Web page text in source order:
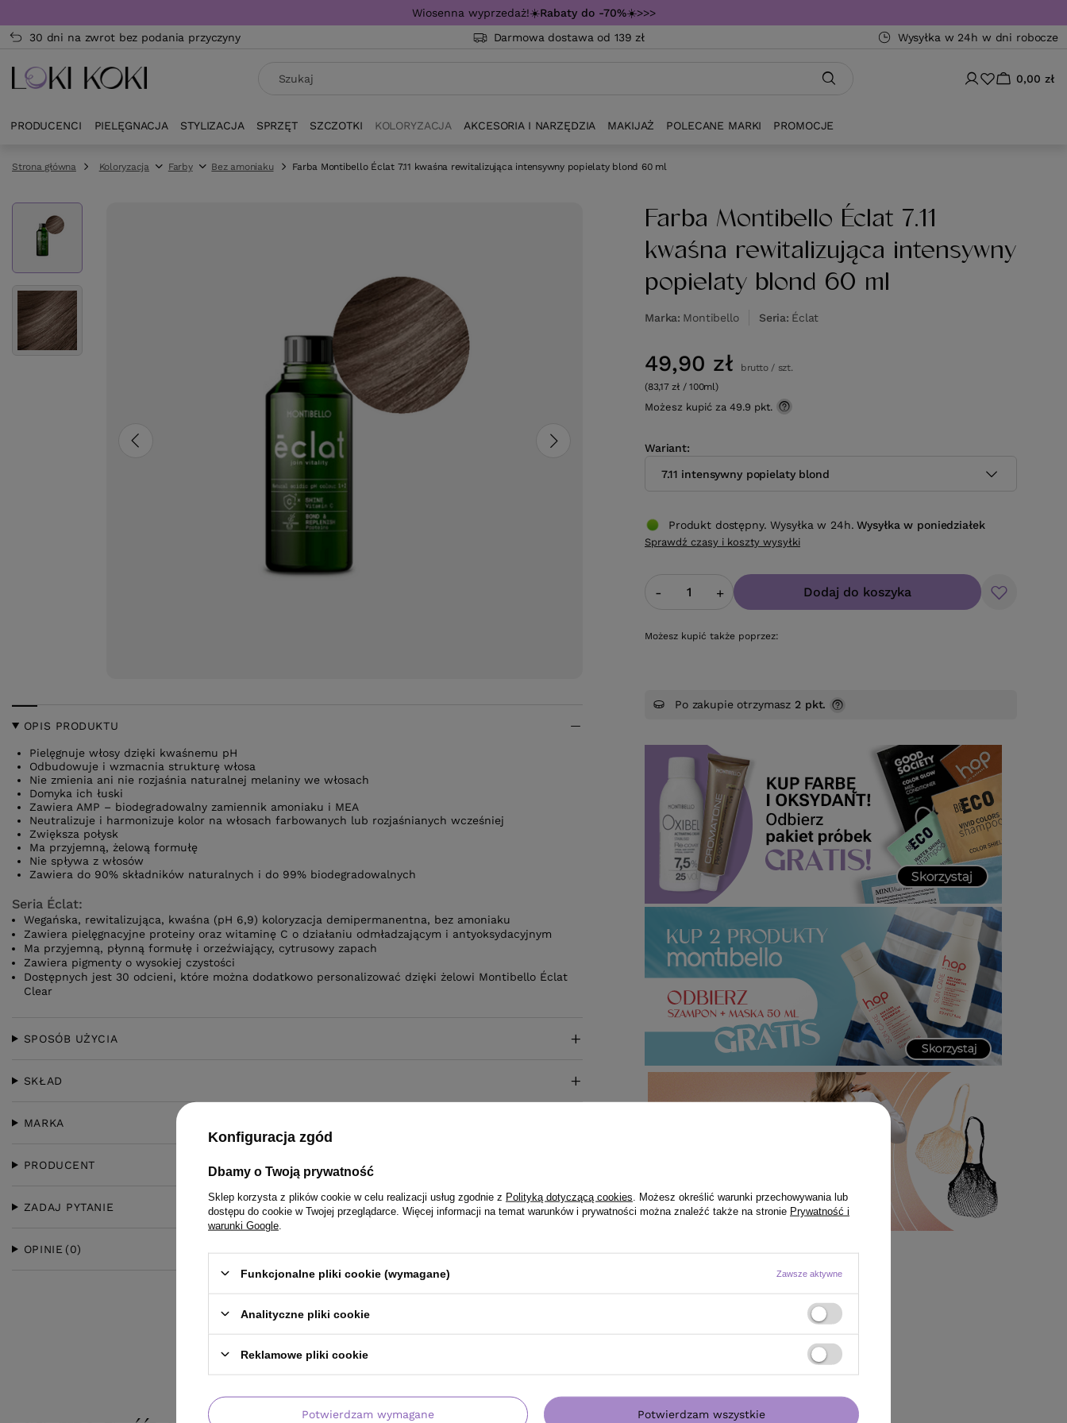
Wiosenna wyprzedaż!☀️Rabaty do -70%☀️>>>
30 dni na zwrot bez podania przyczyny
Darmowa dostawa od 139 zł Wysyłka w 24h w dni robocze
0,00 zł
PRODUCENCI PIELĘGNACJA STYLIZACJA SPRZĘT SZCZOTKI KOLORYZACJA AKCESORIA I NARZĘDZIA MAKIJAŻ POLECANE MARKI PROMOCJE
Strona główna Koloryzacja Farby Bez amoniaku Farba Montibello Éclat 7.11 kwaśna rewitalizująca intensywny popielaty blond 60 ml
Farba Montibello Éclat 7.11
kwaśna rewitalizująca intensywny
popielaty blond 60 ml
Marka Montibello Seria Éclat
Wariant
7.11 intensywny popielaty blond
49,90 zł brutto/ szt.
(83,17 zł / 100ml)
Możesz kupić za 49.9 pkt.
- + Dodaj do koszyka
Możesz kupić także poprzez:
Produkt dostępny. Wysyłka w 24h. Wysyłkaw poniedziałek
Sprawdź czasy i koszty wysyłki
Po zakupie otrzymasz 2 pkt.
OPIS PRODUKTU
Pielęgnuje włosy dzięki kwaśnemu pH
Odbudowuje i wzmacnia strukturę włosa
Nie zmienia ani nie rozjaśnia naturalnej melaniny we włosach
Domyka ich łuski
Zawiera AMP – biodegradowalny zamiennik amoniaku i MEA
Neutralizuje i harmonizuje kolor na włosach farbowanych lub rozjaśnianych wcześniej
Zwiększa połysk
Ma przyjemną, żelową formułę
Nie spływa z włosów
Zawiera do 90% składników naturalnych i do 99% biodegradowalnych
Seria Éclat:
Wegańska, rewitalizująca, kwaśna (pH 6,9) koloryzacja demipermanentna, bez amoniaku
Zawiera pielęgnacyjne proteiny oraz witaminę C o działaniu odmładzającym i antyoksydacyjnym
Ma przyjemną, płynną formułę i orzeźwiający, cytrusowy zapach
Zawiera pigmenty o wysokiej czystości
Dostępnych jest 30 odcieni, które można dodatkowo personalizować dzięki żelowi Montibello Éclat
Clear
SPOSÓB UŻYCIA
SKŁAD
MARKA
PRODUCENT
ZADAJ PYTANIE
OPINIE (0)
Konfiguracja zgód
Dbamy o Twoją prywatność
Sklep korzysta z plików cookie w celu realizacji usług zgodnie z Polityką dotyczącą cookies . Możesz określić warunki przechowywania lub
dostępu do cookie w Twojej przeglądarce. Więcej informacji na temat warunków i prywatności można znaleźć także na stronie Prywatność i
warunki Google
Funkcjonalne pliki cookie (wymagane) Zawsze aktywne
Analityczne pliki cookie
Reklamowe pliki cookie
Potwierdzam wymagane Potwierdzam wszystkie